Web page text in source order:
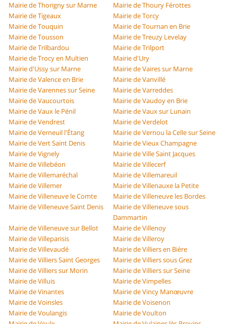
Mairie de Thorigny sur Marne
Mairie de Thoury Férottes
Mairie de Tigeaux
Mairie de Torcy
Mairie de Touquin
Mairie de Tournan en Brie
Mairie de Tousson
Mairie de Treuzy Levelay
Mairie de Trilbardou
Mairie de Trilport
Mairie de Trocy en Multien
Mairie d'Ury
Mairie d'Ussy sur Marne
Mairie de Vaires sur Marne
Mairie de Valence en Brie
Mairie de Vanvillé
Mairie de Varennes sur Seine
Mairie de Varreddes
Mairie de Vaucourtois
Mairie de Vaudoy en Brie
Mairie de Vaux le Pénil
Mairie de Vaux sur Lunain
Mairie de Vendrest
Mairie de Verdelot
Mairie de Verneuil l'Étang
Mairie de Vernou la Celle sur Seine
Mairie de Vert Saint Denis
Mairie de Vieux Champagne
Mairie de Vignely
Mairie de Ville Saint Jacques
Mairie de Villebéon
Mairie de Villecerf
Mairie de Villemaréchal
Mairie de Villemareuil
Mairie de Villemer
Mairie de Villenauxe la Petite
Mairie de Villeneuve le Comte
Mairie de Villeneuve les Bordes
Mairie de Villeneuve Saint Denis
Mairie de Villeneuve sous
Dammartin
Mairie de Villeneuve sur Bellot
Mairie de Villenoy
Mairie de Villeparisis
Mairie de Villeroy
Mairie de Villevaudé
Mairie de Villiers en Bière
Mairie de Villiers Saint Georges
Mairie de Villiers sous Grez
Mairie de Villiers sur Morin
Mairie de Villiers sur Seine
Mairie de Villuis
Mairie de Vimpelles
Mairie de Vinantes
Mairie de Vincy Manœuvre
Mairie de Voinsles
Mairie de Voisenon
Mairie de Voulangis
Mairie de Voulton